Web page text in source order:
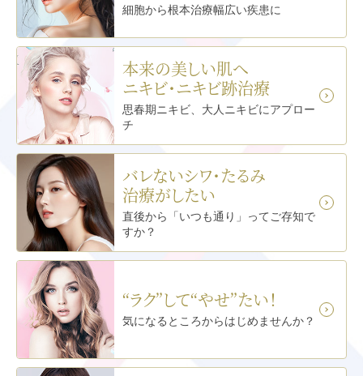
細胞から根本治療幅広い疾患に
本来の美しい肌へ
ニキビ・ニキビ跡治療
思春期ニキビ、大人ニキビに アプロー
チ
バレないシワ･たるみ
治療がしたい
直後から「いつも通り」ってご存知で
すか？
“ラク”して“やせ”たい！
気になるところから はじめませんか？